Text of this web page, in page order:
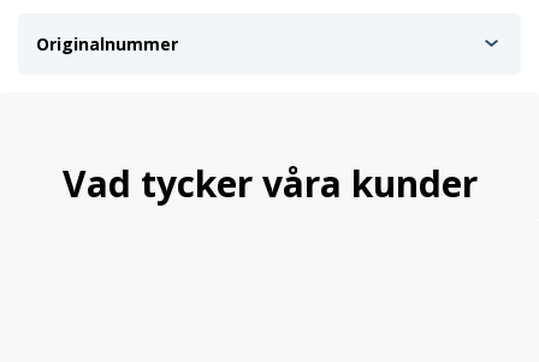
Originalnummer
Vad tycker våra kunder